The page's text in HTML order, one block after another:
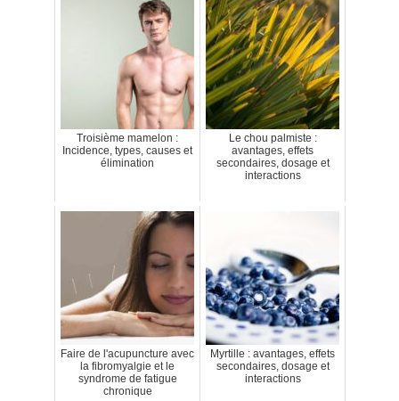
Troisième mamelon :
Incidence, types, causes et
élimination
Le chou palmiste :
avantages, effets
secondaires, dosage et
interactions
Faire de l'acupuncture avec
la fibromyalgie et le
syndrome de fatigue
chronique
Myrtille : avantages, effets
secondaires, dosage et
interactions